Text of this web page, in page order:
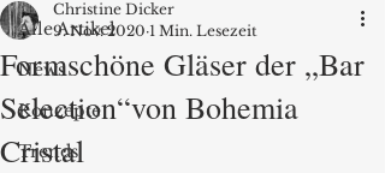
Alle Artikel
News
Konzepte
Trends
Formschöne Gläser der „Bar
Selection“von Bohemia
Cristal
Christine Dicker
9. Nov. 2020 1 Min. Lesezeit